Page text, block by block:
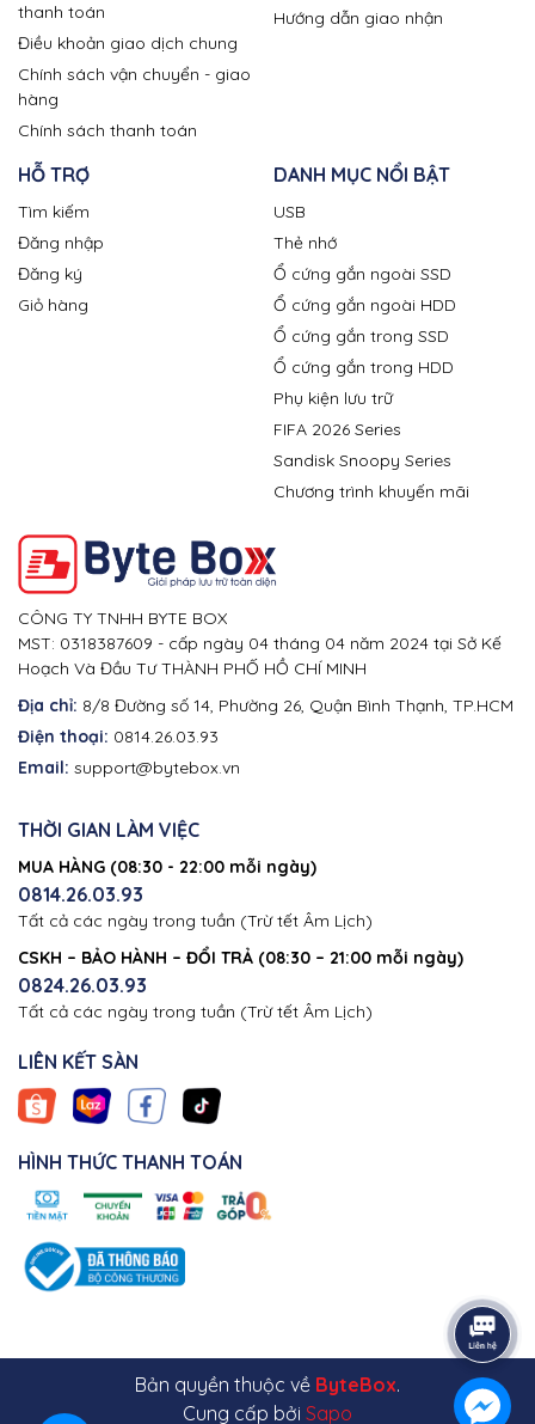
thanh toán
Điều khoản giao dịch chung
Chính sách vận chuyển - giao
hàng
Chính sách thanh toán
Hướng dẫn giao nhận
HỖ TRỢ
Tìm kiếm
Đăng nhập
Đăng ký
Giỏ hàng
DANH MỤC NỔI BẬT
USB
Thẻ nhớ
Ổ cứng gắn ngoài SSD
Ổ cứng gắn ngoài HDD
Ổ cứng gắn trong SSD
Ổ cứng gắn trong HDD
Phụ kiện lưu trữ
FIFA 2026 Series
Sandisk Snoopy Series
Chương trình khuyến mãi
CÔNG TY TNHH BYTE BOX
MST: 0318387609 - cấp ngày 04 tháng 04 năm 2024 tại Sở Kế
Hoạch Và Đầu Tư THÀNH PHỐ HỒ CHÍ MINH
Địa chỉ: 8/8 Đường số 14, Phường 26, Quận Bình Thạnh, TP.HCM
Điện thoại: 0814.26.03.93
Email: support@bytebox.vn
THỜI GIAN LÀM VIỆC
MUA HÀNG (08:30 - 22:00 mỗi ngày)
0814.26.03.93
Tất cả các ngày trong tuần (Trừ tết Âm Lịch)
CSKH – BẢO HÀNH – ĐỔI TRẢ (08:30 – 21:00 mỗi ngày)
0824.26.03.93
Tất cả các ngày trong tuần (Trừ tết Âm Lịch)
LIÊN KẾT SÀN
HÌNH THỨC THANH TOÁN
Bản quyền thuộc về ByteBox.
Cung cấp bởi Sapo